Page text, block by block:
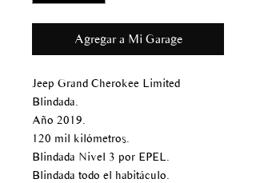
Agregar a Mi Garage
Jeep Grand Cherokee Limited
Blindada.
Año 2019.
120 mil kilómetros.
Blindada Nivel 3 por EPEL.
Blindada todo el habitáculo.